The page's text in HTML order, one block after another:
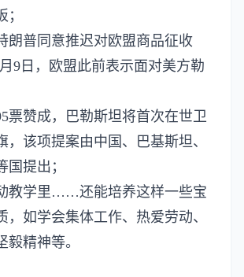
朗普同意推迟对欧盟商品征收
9日，欧盟此前表示面对美方勒
票赞成，巴勒斯坦将首次在世卫
，该项提案由中国、巴基斯坦、
国提出；
教学里……还能培养这样一些宝
，如学会集体工作、热爱劳动、
毅精神等。